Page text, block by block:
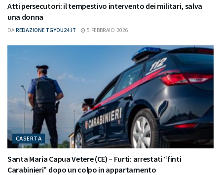
Atti persecutori: il tempestivo intervento dei militari, salva
una donna
DA REDAZIONE TGYOU24.IT 5 FEBBRAIO 2026
CASERTA
Santa Maria Capua Vetere (CE) – Furti: arrestati “finti
Carabinieri” dopo un colpo in appartamento